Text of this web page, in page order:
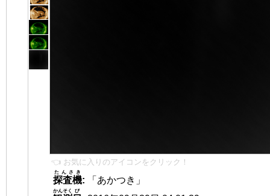
👈 お気に入りのアイコンをクリック！
探査機
たんさき
:
「あかつき」
かんそく び